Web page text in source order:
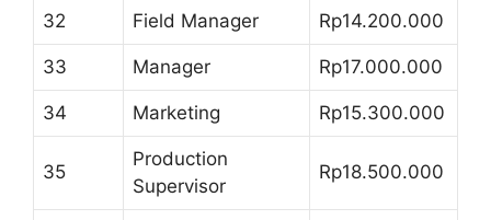
32 Field Manager Rp14.200.000
33 Manager Rp17.000.000
34 Marketing Rp15.300.000
35
Production
Supervisor
Rp18.500.000